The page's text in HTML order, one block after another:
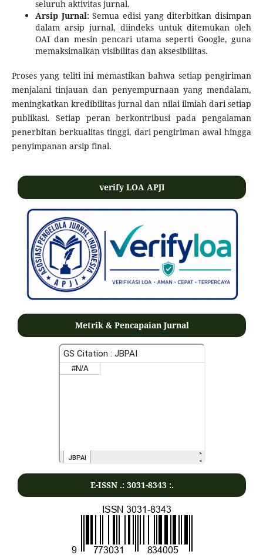
seluruh aktivitas jurnal.
Arsip Jurnal: Semua edisi yang diterbitkan disimpan
dalam arsip jurnal, diindeks untuk ditemukan oleh
OAI dan mesin pencari utama seperti Google, guna
memaksimalkan visibilitas dan aksesibilitas.
Proses yang teliti ini memastikan bahwa setiap pengiriman
menjalani tinjauan dan penyempurnaan yang mendalam,
meningkatkan kredibilitas jurnal dan nilai ilmiah dari setiap
publikasi. Setiap peran berkontribusi pada pengalaman
penerbitan berkualitas tinggi, dari pengiriman awal hingga
penyimpanan arsip final.
verify LOA APJI
Metrik & Pencapaian Jurnal
E-ISSN .: 3031-8343:.